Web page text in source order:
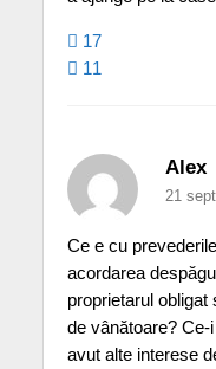
17
11
Alex
21
Ce e cu
acordarea
proprietarul obligat
de vânătoare?
avut alte interese